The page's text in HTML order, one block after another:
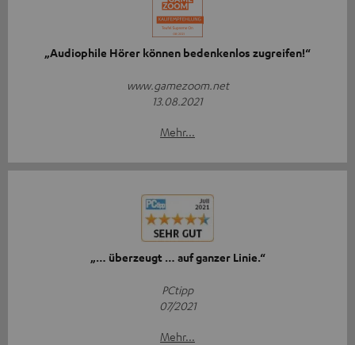
„Audiophile Hörer können bedenkenlos zugreifen!“
www.gamezoom.net
13.08.2021
Mehr...
„… überzeugt … auf ganzer Linie.“
PCtipp
07/2021
Mehr...